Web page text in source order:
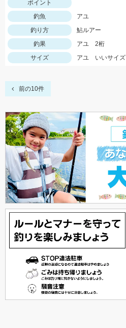
ポイント
釣魚
アユ
釣り方
鮎ルアー
釣果
アユ 2桁
サイズ
アユ いいサイズ
前の10件